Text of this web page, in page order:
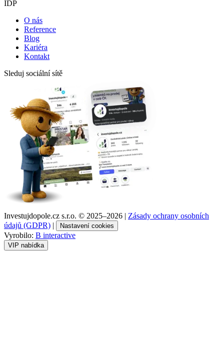
IDP
O nás
Reference
Blog
Kariéra
Kontakt
Sleduj sociální sítě
Investujdopole.cz s.r.o. © 2025–2026 | Zásady ochrany osobních
údajů (GDPR) | Nastavení cookies
Vyrobilo: B interactive
VIP nabídka